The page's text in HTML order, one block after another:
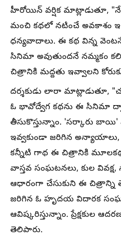
హీరోయిన్ వర్షిక మాట్లాడుతూ,
మంచి కథలో నటించే అవకాశం
ధన్యవాదాలు. ఈ కథ విన్న
సినిమా అవుతుందనే నమ్మకం
చిత్రానికి మద్దతు ఇవ్వాలని
దర్శకుడు లారా మాట్లాడుతూ,
ఓ భావోద్వేగ కథను ఈ సినిమా ద్వారా
తీసుకొస్తున్నాం. 'సర్కారు బాయి'
ఇవ్వకుండా జరిగిన అన్యాయాలు,
కన్నీటి గాథ ఈ చిత్రానికి
వాస్తవ సంఘటనలు, కుల
ఆధారంగా చేసుకుని ఈ చిత్రాన్ని
జరిగిన ఓ హృదయ విదారక
ఆవిష్కరిస్తున్నాం. ప్రేక్షకుల
తెలిపారు.